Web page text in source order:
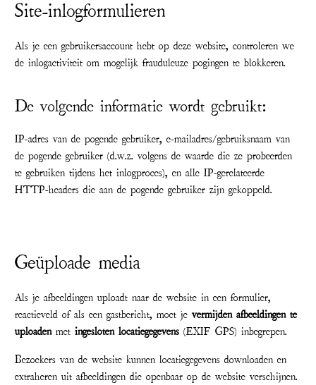
Site-inlogformulieren
Als je een gebruikersaccount hebt op deze website, controleren we
de inlogactiviteit om mogelijk frauduleuze pogingen te blokkeren.
De volgende informatie wordt gebruikt:
IP-adres van de pogende gebruiker, e-mailadres/gebruiksnaam van
de pogende gebruiker (d.w.z. volgens de waarde die ze probeerden
te gebruiken tijdens het inlogproces), en alle IP-gerelateerde
HTTP-headers die aan de pogende gebruiker zijn gekoppeld.
Geüploade media
Als je afbeeldingen uploadt naar de website in een formulier,
reactieveld of als een gastbericht, moet jevermijden afbeeldingen te
uploadenmetingesloten locatiegegevens (EXIF GPS) inbegrepen.
Bezoekers van de website kunnen locatiegegevens downloaden en
extraheren uit afbeeldingen die openbaar op de website verschijnen.